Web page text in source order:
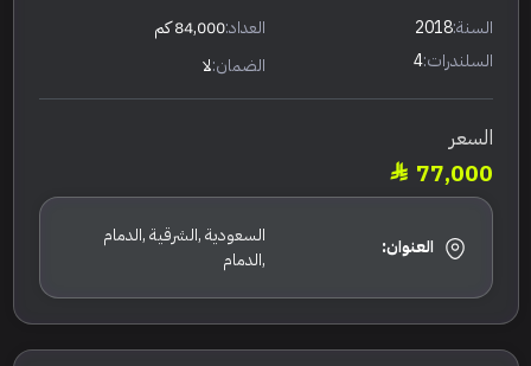
السنة:2018 العداد:84,000 كم
السلندرات:4 الضمان:لا
السعر
77,000
العنوان:
السعودية ,الشرقية ,الدمام
,الدمام